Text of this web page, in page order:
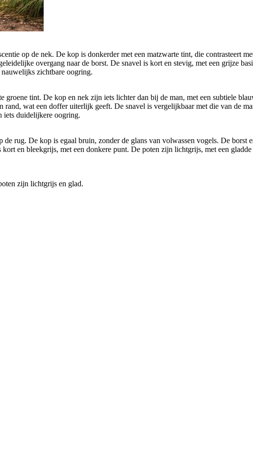
op de nek. De kop is donkerder met een matzwarte tint, die contrasteert
overgang naar de borst. De snavel is kort en stevig, met een grijze
nauwelijks zichtbare oogring.
tint. De kop en nek zijn iets lichter dan bij de man, met een subtiele
rand, wat een doffer uiterlijk geeft. De snavel is vergelijkbaar met die van de
iets duidelijkere oogring.
rug. De kop is egaal bruin, zonder de glans van volwassen vogels. De
en bleekgrijs, met een donkere punt. De poten zijn lichtgrijs, met een
zijn lichtgrijs en glad.